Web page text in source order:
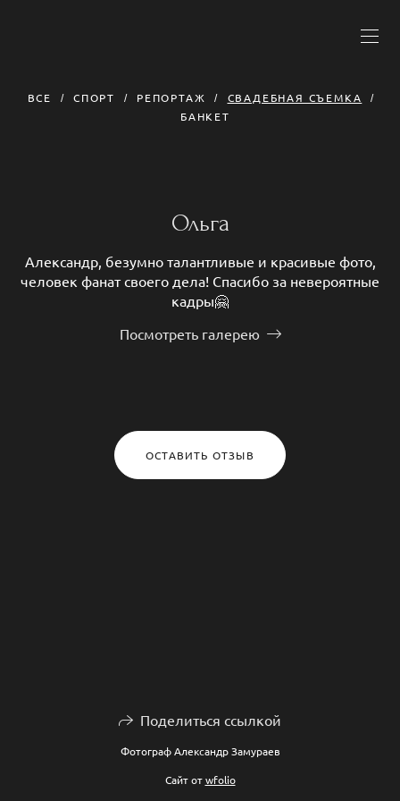
ВСЕ СПОРТ РЕПОРТАЖ
СВАДЕБНАЯ СЪЕМКА
БАНКЕТ
Ольга
Александр, безумно талантливые и красивые фото,
человек фанат своего дела! Спасибо за невероятные
кадры🤗
Посмотреть галерею
ОСТАВИТЬ ОТЗЫВ
Поделиться ссылкой
Фотограф Александр Замураев
Сайт отwfolio